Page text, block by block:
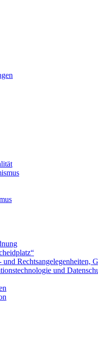
und
und